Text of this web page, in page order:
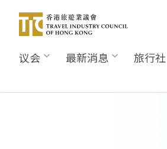
容
Main
议会 最新消息 旅行社